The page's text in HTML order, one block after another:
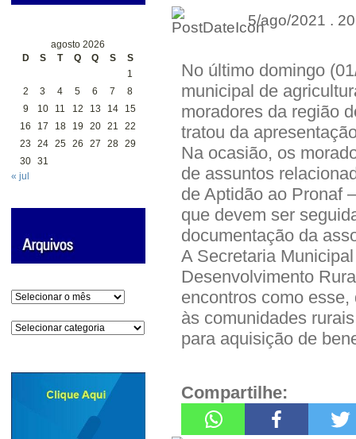
agosto 2026
D
S T Q Q S
S
1
2
3 4 5 6 7
8
9
10 11 12 13 14
15
16
17 18 19 20 21
22
23
24 25 26 27 28 29
30 31
« jul
Arquivos
Categorias
5/ago/2021 .
No último domingo
municipal de
moradores da região
tratou da
Na ocasião, os
de assuntos
de Aptidão ao Pronaf
que devem ser
documentação da
A Secretaria
Desenvolvimento
encontros como
às comunidades
para aquisição de
Compartilhe: